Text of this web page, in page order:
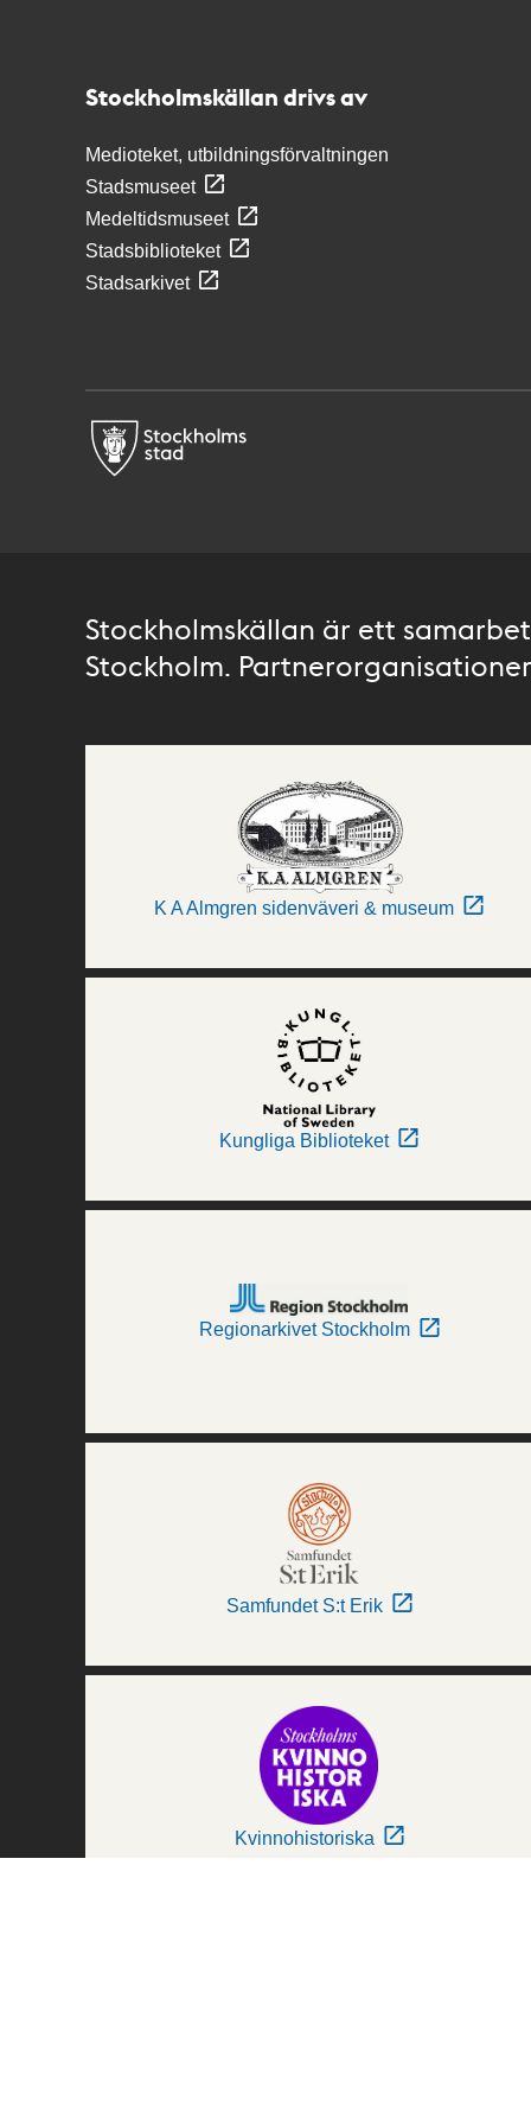
Stockholmskällan drivs av
Medioteket, utbildningsförvaltningen
Stadsmuseet
Medeltidsmuseet
Stadsbiblioteket
Stadsarkivet
Stockholmskällan är ett
Stockholm.
K A Almgren sidenväveri & museum
Kungliga Biblioteket
Regionarkivet Stockholm
Samfundet S:t Erik
Kvinnohistoriska